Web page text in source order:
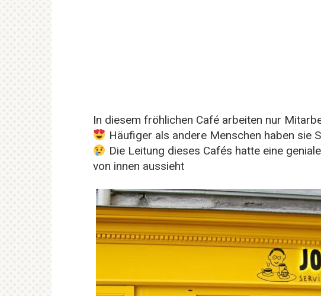
In diesem fröhlichen Café arbeiten nur
Häufiger als andere Menschen haben sie
Die Leitung dieses Cafés hatte eine
von innen aussieht